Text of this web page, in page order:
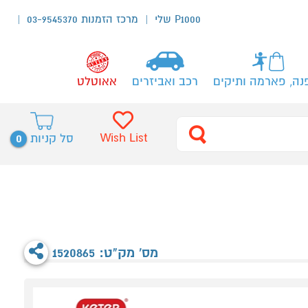
P1000 שלי מרכז הזמנות 03-9545370
פארמה ותיקים רכב ואביזרים אאוטלט
סל קניות 0 Wish List
מס' מק"ט: 1520865